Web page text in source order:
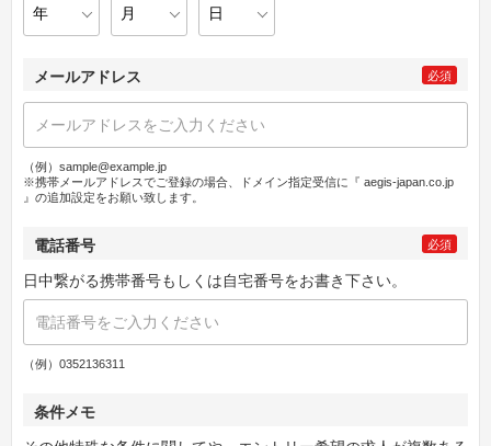
メールアドレス 必須
（例）sample@example.jp
※携帯メールアドレスでご登録の場合、ドメイン指定受信に『 aegis-japan.co.jp
』の追加設定をお願い致します。
電話番号 必須
日中繋がる携帯番号もしくは自宅番号をお書き下さい。
（例）0352136311
条件メモ